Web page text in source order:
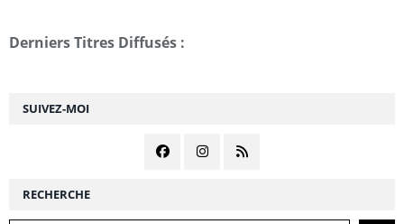
SUIVEZ-MOI
RECHERCHE
Derniers Titres Diffusés :